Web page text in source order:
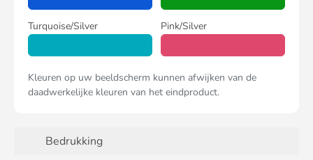
Turquoise/Silver Pink/Silver
Kleuren op uw beeldscherm kunnen afwijken van de
daadwerkelijke kleuren van het eindproduct.
Bedrukking